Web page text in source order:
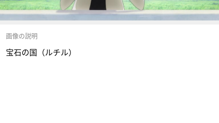
画像の説明
宝石の国（ルチル）